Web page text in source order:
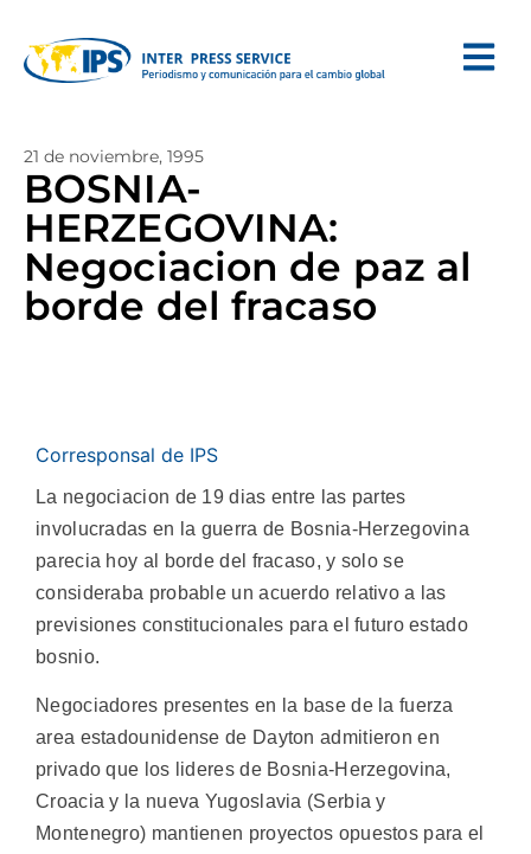
21 de noviembre, 1995
BOSNIA-
HERZEGOVINA:
Negociacion de paz al
borde del fracaso
Corresponsal de IPS
La negociacion de 19 dias entre las partes
involucradas en la guerra de Bosnia-Herzegovina
parecia hoy al borde del fracaso, y solo se
consideraba probable un acuerdo relativo a las
previsiones constitucionales para el futuro estado
bosnio.
Negociadores presentes en la base de la fuerza
area estadounidense de Dayton admitieron en
privado que los lideres de Bosnia-Herzegovina,
Croacia y la nueva Yugoslavia (Serbia y
Montenegro) mantienen proyectos opuestos para el